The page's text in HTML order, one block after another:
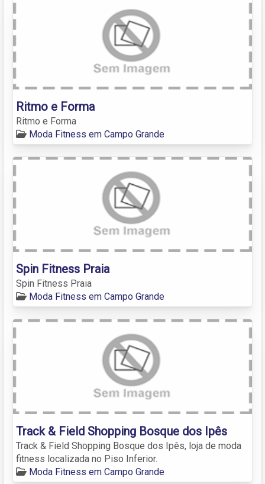
Ritmo e Forma
Ritmo e Forma
Moda Fitness em Campo Grande
Spin Fitness Praia
Spin Fitness Praia
Moda Fitness em Campo Grande
Track & Field Shopping Bosque dos Ipês
Track & Field Shopping Bosque dos Ipês, loja de moda
fitness localizada no Piso Inferior.
Moda Fitness em Campo Grande